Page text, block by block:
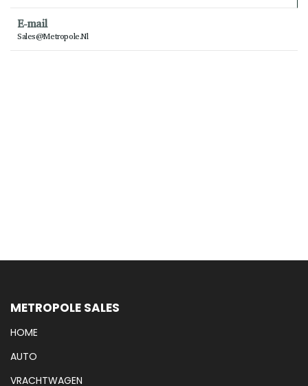
E-mail
Sales@metropole.nl
METROPOLE SALES
HOME
AUTO
VRACHTWAGEN